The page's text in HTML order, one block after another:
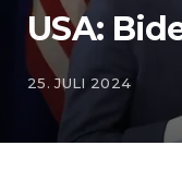
USA:
25. JULI 2024